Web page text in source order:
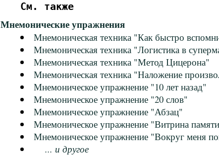
См. также
Мнемонические упражнения
Мнемоническая техника "Как быстро
Мнемоническая техника "Логистика в
Мнемоническая техника "Метод Цицерона"
Мнемоническая техника "Наложение
Мнемоническое упражнение "10 лет назад"
Мнемоническое упражнение "20 слов"
Мнемоническое упражнение "Абзац"
Мнемоническое упражнение "Витрина
Мнемоническое упражнение "Вокруг меня
... и другое